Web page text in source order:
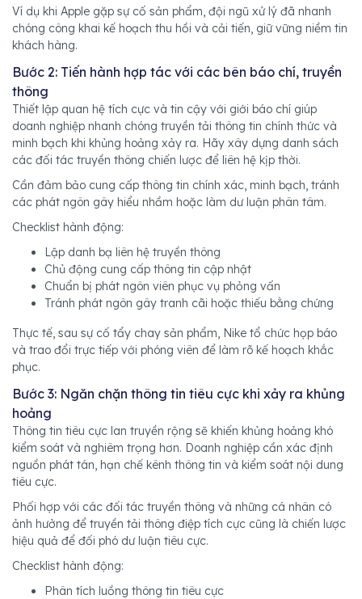
Ví dụ khi Apple gặp sự cố sản phẩm, đội ngũ xử lý đã nhanh
chóng công khai kế hoạch thu hồi và cải tiến, giữ vững niềm tin
khách hàng.
Bước 2: Tiến hành hợp tác với các bên báo chí, truyền
thông
Thiết lập quan hệ tích cực và tin cậy với giới báo chí giúp
doanh nghiệp nhanh chóng truyền tải thông tin chính thức và
minh bạch khi khủng hoảng xảy ra. Hãy xây dựng danh sách
các đối tác truyền thông chiến lược để liên hệ kịp thời.
Cần đảm bảo cung cấp thông tin chính xác, minh bạch, tránh
các phát ngôn gây hiểu nhầm hoặc làm dư luận phân tâm.
Checklist hành động:
Lập danh bạ liên hệ truyền thông
Chủ động cung cấp thông tin cập nhật
Chuẩn bị phát ngôn viên phục vụ phỏng vấn
Tránh phát ngôn gây tranh cãi hoặc thiếu bằng chứng
Thực tế, sau sự cố tẩy chay sản phẩm, Nike tổ chức họp báo
và trao đổi trực tiếp với phóng viên để làm rõ kế hoạch khắc
phục.
Bước 3: Ngăn chặn thông tin tiêu cực khi xảy ra khủng
hoảng
Thông tin tiêu cực lan truyền rộng sẽ khiến khủng hoảng khó
kiểm soát và nghiêm trọng hơn. Doanh nghiệp cần xác định
nguồn phát tán, hạn chế kênh thông tin và kiểm soát nội dung
tiêu cực.
Phối hợp với các đối tác truyền thông và những cá nhân có
ảnh hưởng để truyền tải thông điệp tích cực cũng là chiến lược
hiệu quả để đối phó dư luận tiêu cực.
Checklist hành động:
Phân tích luồng thông tin tiêu cực